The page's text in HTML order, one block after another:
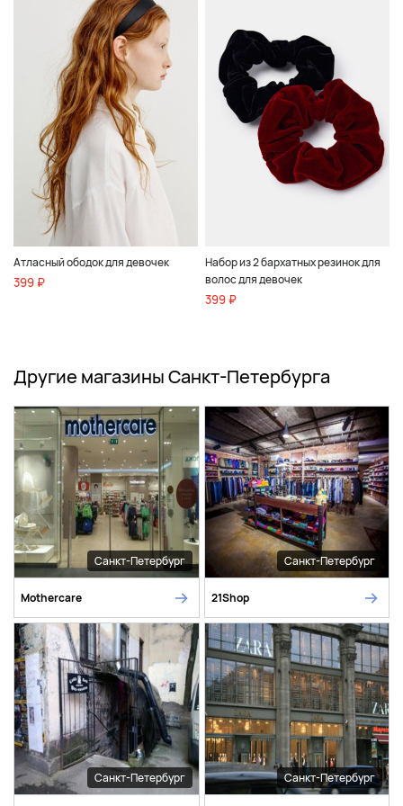
Атласный ободок для девочек
399 ₽
Набор из 2 бархатных резинок для
волос для девочек
399 ₽
Другие магазины Санкт-Петербурга
Санкт-Петербург
Mothercare
Санкт-Петербург
21Shop
Санкт-Петербург Санкт-Петербург